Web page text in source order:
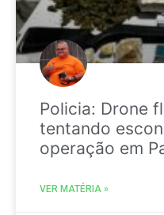
Policia: Drone
tentando
operação em
VER MATÉRIA »